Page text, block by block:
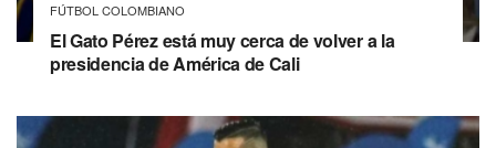
FÚTBOL COLOMBIANO
El Gato Pérez está muy cerca de volver a la
presidencia de América de Cali